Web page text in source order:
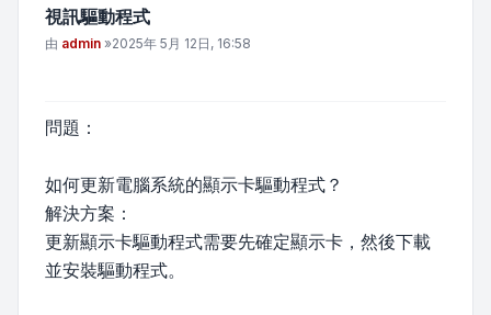
視訊驅動程式
文章
由 admin »2025年 5月 12日, 16:58
問題：
如何更新電腦系統的顯示卡驅動程式？
解決方案：
更新顯示卡驅動程式需要先確定顯示卡，然後下載
並安裝驅動程式。